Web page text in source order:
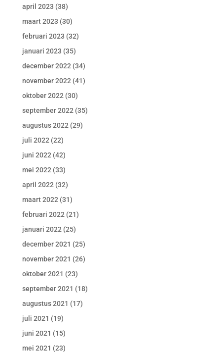
april 2023 (38)
maart 2023 (30)
februari 2023 (32)
januari 2023 (35)
december 2022 (34)
november 2022 (41)
oktober 2022 (30)
september 2022 (35)
augustus 2022 (29)
juli 2022 (22)
juni 2022 (42)
mei 2022 (33)
april 2022 (32)
maart 2022 (31)
februari 2022 (21)
januari 2022 (25)
december 2021 (25)
november 2021 (26)
oktober 2021 (23)
september 2021 (18)
augustus 2021 (17)
juli 2021 (19)
juni 2021 (15)
mei 2021 (23)